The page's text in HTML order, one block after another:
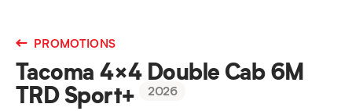
PROMOTIONS
Tacoma 4×4 Double Cab 6M
TRD Sport+ 2026